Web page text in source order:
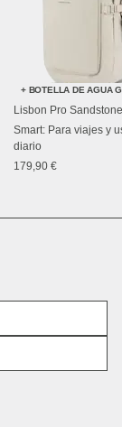
+ BOTELLA DE AGUA
Lisbon Pro Sandstone
Smart: Para viajes y
diario
179,90 €